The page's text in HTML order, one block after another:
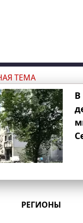
ТЕМА
В
РЕГИОНЫ